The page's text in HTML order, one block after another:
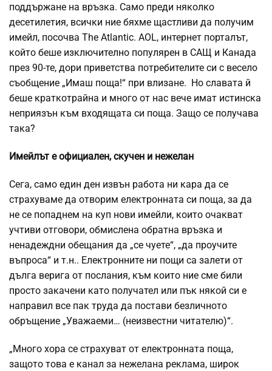
поддържане на връзка. Само преди няколко
десетилетия, всички ние бяхме щастливи да получим
имейл, посочва The Atlantic. AOL, интернет порталът,
който беше изключително популярен в САЩ и Канада
през 90-те, дори приветства потребителите си с весело
съобщение „Имаш поща!“ при влизане. Но славата й
беше краткотрайна и много от нас вече имат истинска
неприязън към входящата си поща. Защо се получава
така?
Имейлът е официален, скучен и нежелан
Сега, само един ден извън работа ни кара да се
страхуваме да отворим електронната си поща, за да
не се попаднем на куп нови имейли, които очакват
учтиви отговори, обмислена обратна връзка и
ненадеждни обещания да „се чуете“, „да проучите
въпроса“ и т.н.. Електронните ни пощи са залети от
дълга верига от послания, към които ние сме били
просто закачени като получател или пък някой си е
направил все пак труда да постави безличното
обръщение „Уважаеми… (неизвестни читателю)“.
„Много хора се страхуват от електронната поща,
защото това е канал за нежелана реклама, широк